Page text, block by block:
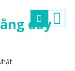
day